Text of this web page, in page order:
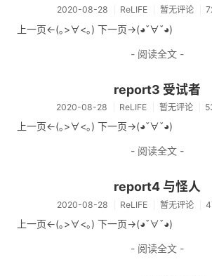
2020-08-28 ReLIFE 暂无评论
上一页<-(｡>∀<｡) 下一页->(◕ˇ∀ˇ◕)
- 阅读全文 -
report3 受试者
2020-08-28 ReLIFE 暂无评论
上一页<-(｡>∀<｡) 下一页->(◕ˇ∀ˇ◕)
- 阅读全文 -
report4 与怪人
2020-08-28 ReLIFE 暂无评论
上一页<-(｡>∀<｡) 下一页->(◕ˇ∀ˇ◕)
- 阅读全文 -